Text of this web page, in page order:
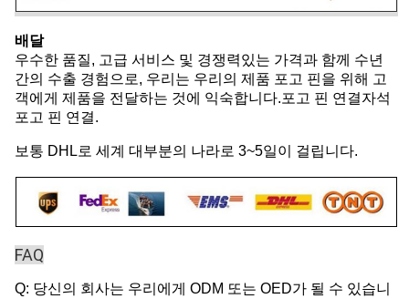
배달
우수한 품질, 고급 서비스 및 경쟁력있는 가격과 함께 수년
간의 수출 경험으로, 우리는 우리의 제품 포고 핀을 위해 고
객에게 제품을 전달하는 것에 익숙합니다.포고 핀 연결자석
포고 핀 연결.
보통 DHL로 세계 대부분의 나라로 3~5일이 걸립니다.
FAQ
Q: 당신의 회사는 우리에게 ODM 또는 OED가 될 수 있습니